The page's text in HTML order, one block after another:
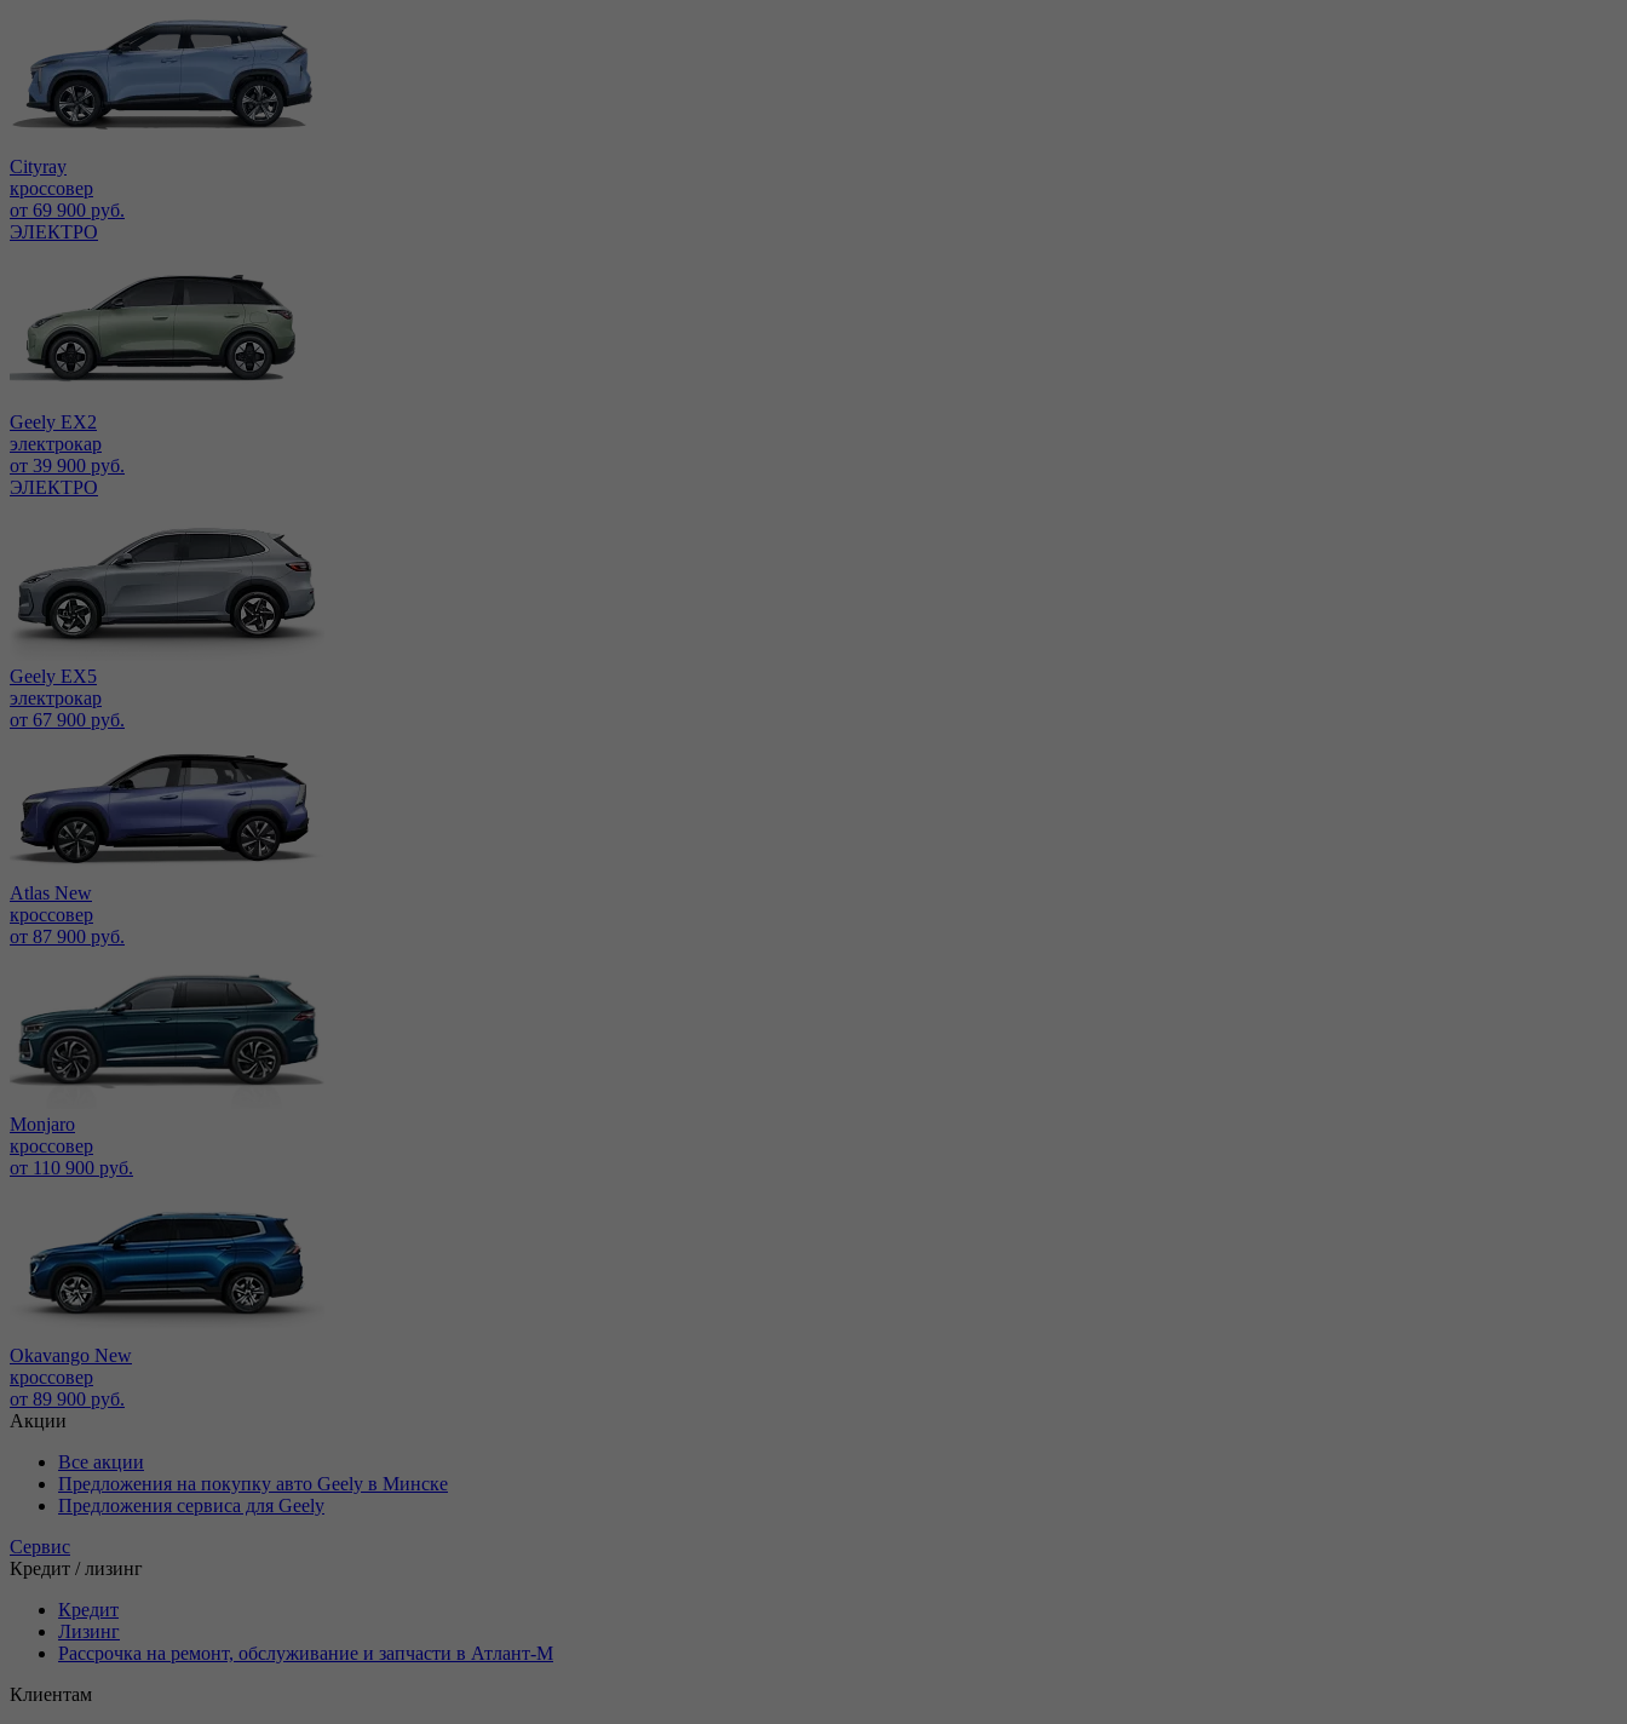
Cityray
кроссовер
от 69 900 руб.
ЭЛЕКТРО
Geely EX2
электрокар
от 39 900 руб.
ЭЛЕКТРО
Geely EX5
электрокар
от 67 900 руб.
Atlas New
кроссовер
от 87 900 руб.
Monjaro
кроссовер
от 110 900 руб.
Okavango New
кроссовер
от 89 900 руб.
Акции
Все акции
Предложения на покупку авто Geely в Минске
Предложения сервиса для Geely
Сервис
Кредит / лизинг
Кредит
Лизинг
Рассрочка на ремонт, обслуживание и запчасти в Атлант-М
Клиентам